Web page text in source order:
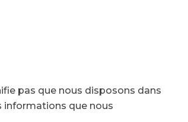
pas que nous disposons dans
informations que nous